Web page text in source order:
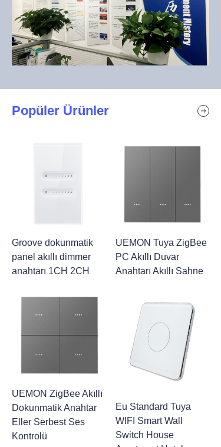
Popüler Ürünler
Groove dokunmatik
panel akıllı dimmer
anahtarı 1CH 2CH
UEMON Tuya ZigBee
PC Akıllı Duvar
Anahtarı Akıllı Sahne
UEMON ZigBee Akıllı
Dokunmatik Anahtar
Eller Serbest Ses
Kontrolü
Eu Standard Tuya
WIFI Smart Wall
Switch House